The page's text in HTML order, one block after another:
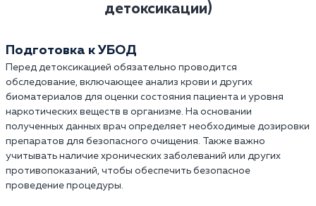
детоксикации)
Подготовка к УБОД
Перед детоксикацией обязательно проводится
обследование, включающее анализ крови и других
биоматериалов для оценки состояния пациента и уровня
наркотических веществ в организме. На основании
полученных данных врач определяет необходимые дозировки
препаратов для безопасного очищения. Также важно
учитывать наличие хронических заболеваний или других
противопоказаний, чтобы обеспечить безопасное
проведение процедуры.